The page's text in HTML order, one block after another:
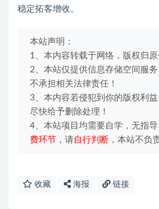
稳定拓客增收。
本站声明：
1、本内容转载于网络，版权归原
2、本站仅提供信息存储空间服务
不承担相关法律责任！
3、本内容若侵犯到你的版权利
尽快给予删除处理！
4、本站项目均需要自学，无指导
费环节 ，请自行判断 ，本站不负
收藏 海报 链接